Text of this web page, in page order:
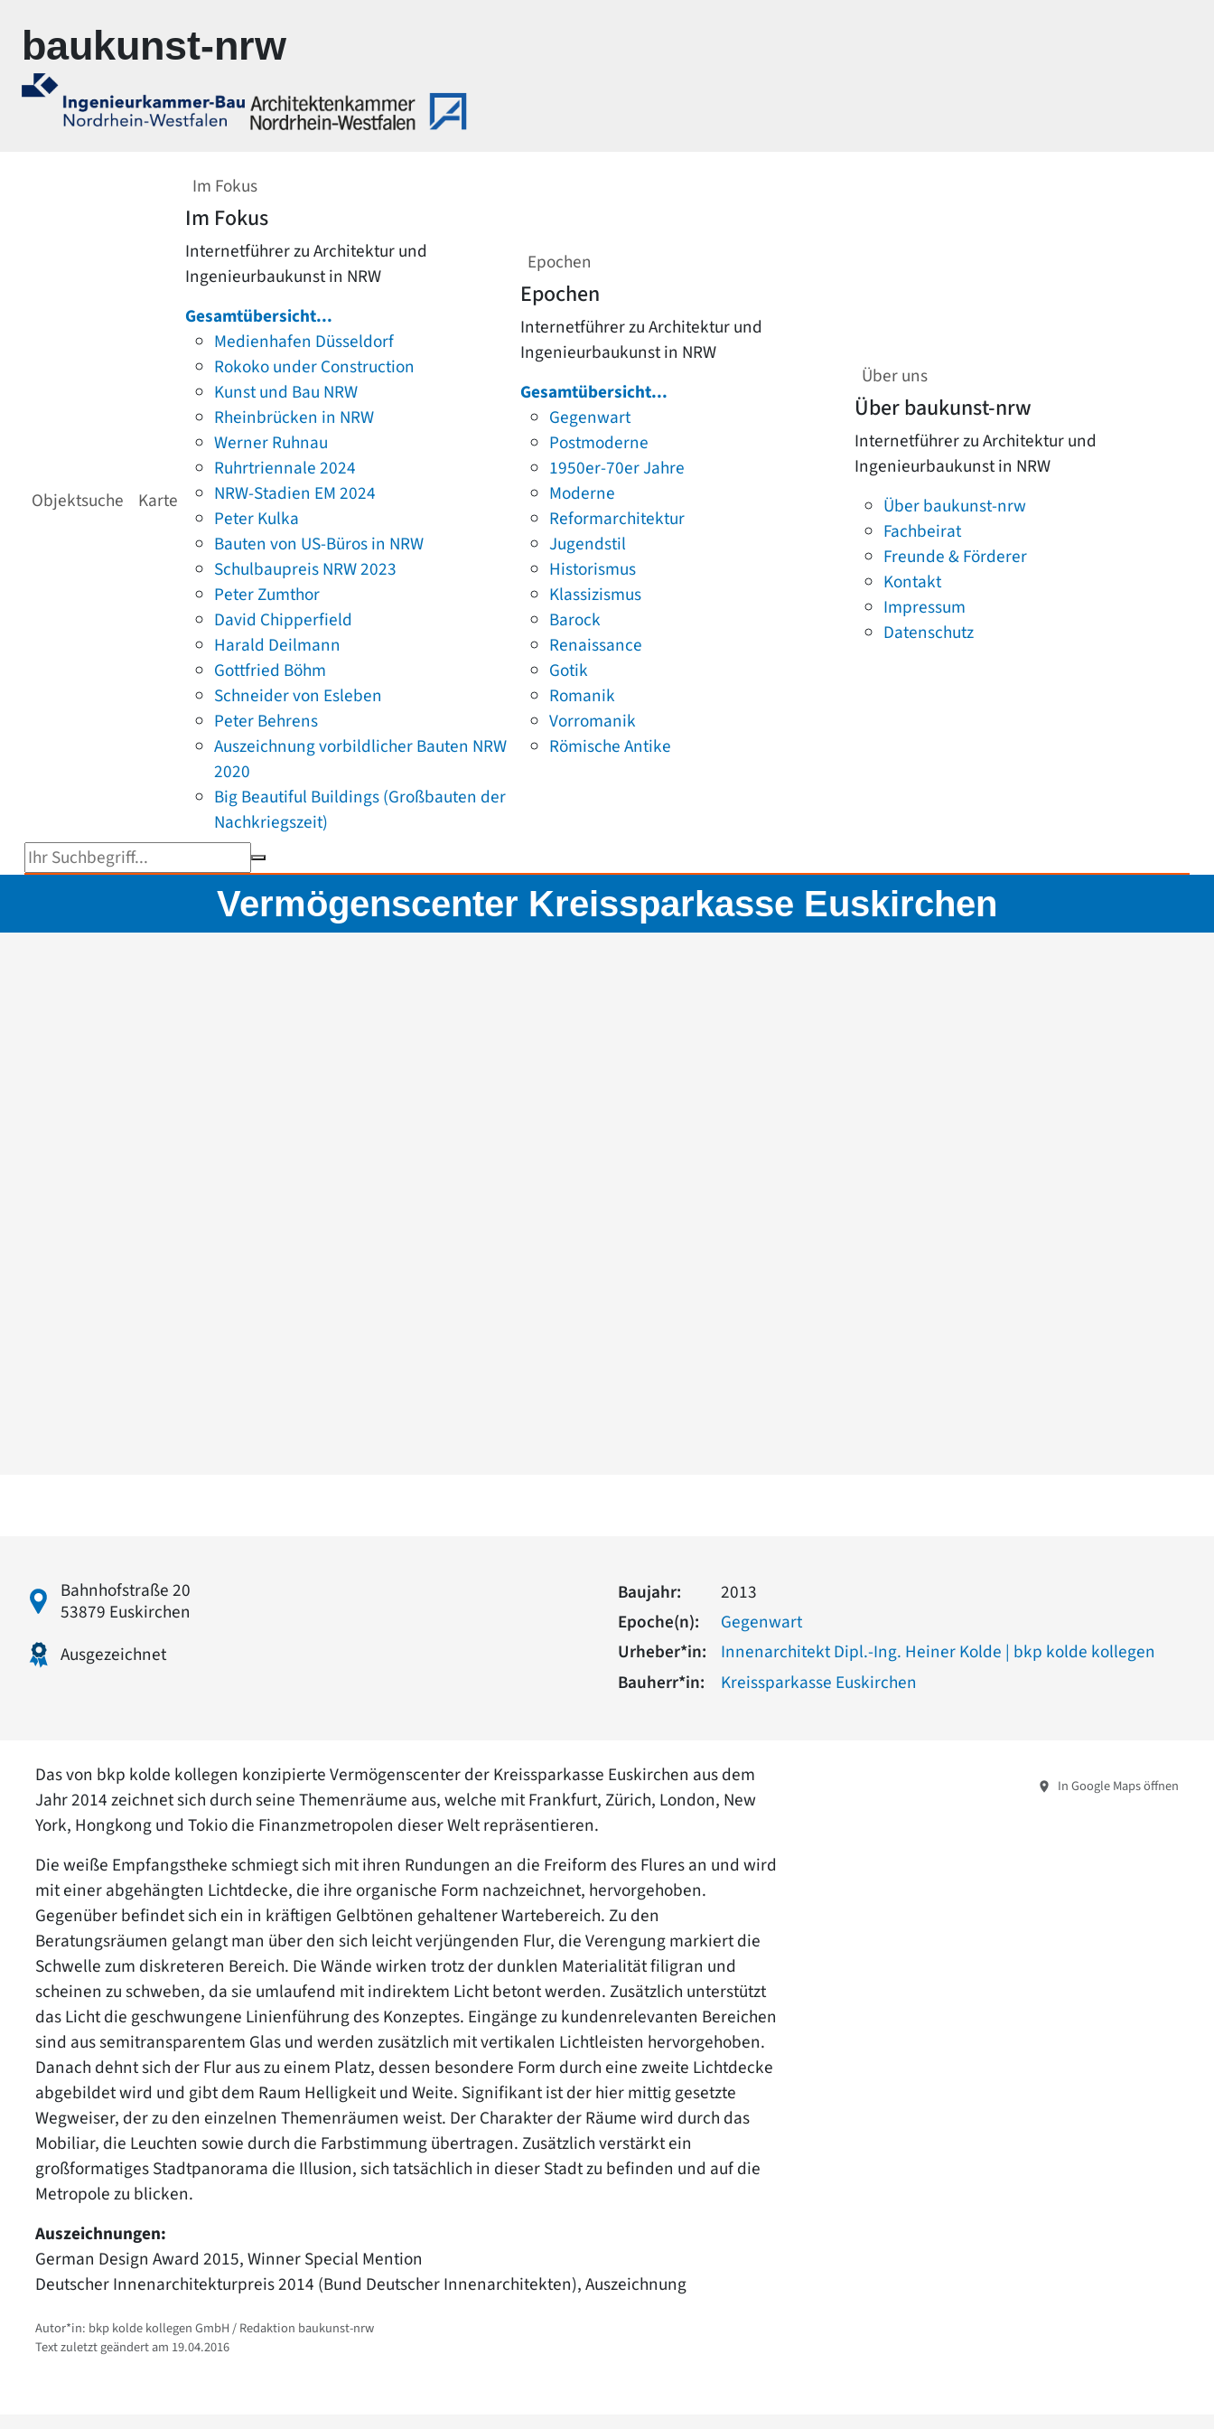
baukunst-nrw
Objektsuche Karte
Im Fokus
Im Fokus
Internetführer zu Architektur und
Ingenieurbaukunst in NRW
Gesamtübersicht...
Medienhafen Düsseldorf
Rokoko under Construction
Kunst und Bau NRW
Rheinbrücken in NRW
Werner Ruhnau
Ruhrtriennale 2024
NRW-Stadien EM 2024
Peter Kulka
Bauten von US-Büros in NRW
Schulbaupreis NRW 2023
Peter Zumthor
David Chipperfield
Harald Deilmann
Gottfried Böhm
Schneider von Esleben
Peter Behrens
Auszeichnung vorbildlicher Bauten NRW
2020
Big Beautiful Buildings (Großbauten der
Nachkriegszeit)
Epochen
Epochen
Internetführer zu Architektur und
Ingenieurbaukunst in NRW
Gesamtübersicht...
Gegenwart
Postmoderne
1950er-70er Jahre
Moderne
Reformarchitektur
Jugendstil
Historismus
Klassizismus
Barock
Renaissance
Gotik
Romanik
Vorromanik
Römische Antike
Über uns
Über baukunst-nrw
Internetführer zu Architektur und
Ingenieurbaukunst in NRW
Über baukunst-nrw
Fachbeirat
Freunde & Förderer
Kontakt
Impressum
Datenschutz
Suchbegriff eingeben
Vermögenscenter Kreissparkasse Euskirchen
Bahnhofstraße 20
53879 Euskirchen
Ausgezeichnet
Baujahr:
2013
Epoche(n):
Gegenwart
Urheber*in:
Innenarchitekt Dipl.-Ing. Heiner Kolde | bkp kolde kollegen
Bauherr*in:
Kreissparkasse Euskirchen
Das von bkp kolde kollegen konzipierte Vermögenscenter der Kreissparkasse Euskirchen aus dem
Jahr 2014 zeichnet sich durch seine Themenräume aus, welche mit Frankfurt, Zürich, London, New
York, Hongkong und Tokio die Finanzmetropolen dieser Welt repräsentieren.
Die weiße Empfangstheke schmiegt sich mit ihren Rundungen an die Freiform des Flures an und wird
mit einer abgehängten Lichtdecke, die ihre organische Form nachzeichnet, hervorgehoben.
Gegenüber befindet sich ein in kräftigen Gelbtönen gehaltener Wartebereich. Zu den
Beratungsräumen gelangt man über den sich leicht verjüngenden Flur, die Verengung markiert die
Schwelle zum diskreteren Bereich. Die Wände wirken trotz der dunklen Materialität filigran und
scheinen zu schweben, da sie umlaufend mit indirektem Licht betont werden. Zusätzlich unterstützt
das Licht die geschwungene Linienführung des Konzeptes. Eingänge zu kundenrelevanten Bereichen
sind aus semitransparentem Glas und werden zusätzlich mit vertikalen Lichtleisten hervorgehoben.
Danach dehnt sich der Flur aus zu einem Platz, dessen besondere Form durch eine zweite Lichtdecke
abgebildet wird und gibt dem Raum Helligkeit und Weite. Signifikant ist der hier mittig gesetzte
Wegweiser, der zu den einzelnen Themenräumen weist. Der Charakter der Räume wird durch das
Mobiliar, die Leuchten sowie durch die Farbstimmung übertragen. Zusätzlich verstärkt ein
großformatiges Stadtpanorama die Illusion, sich tatsächlich in dieser Stadt zu befinden und auf die
Metropole zu blicken.
Auszeichnungen:
German Design Award 2015, Winner Special Mention
Deutscher Innenarchitekturpreis 2014 (Bund Deutscher Innenarchitekten), Auszeichnung
Autor*in: bkp kolde kollegen GmbH / Redaktion baukunst-nrw
Text zuletzt geändert am 19.04.2016
In Google Maps öffnen